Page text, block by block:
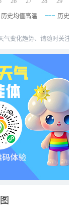
历史均值高温 历
气变化趋势、请随时关